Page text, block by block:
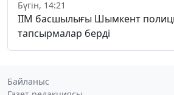
Бүгін, 14:21
ІІМ басшылығы Шымкент
тапсырмалар берді
Байланыс